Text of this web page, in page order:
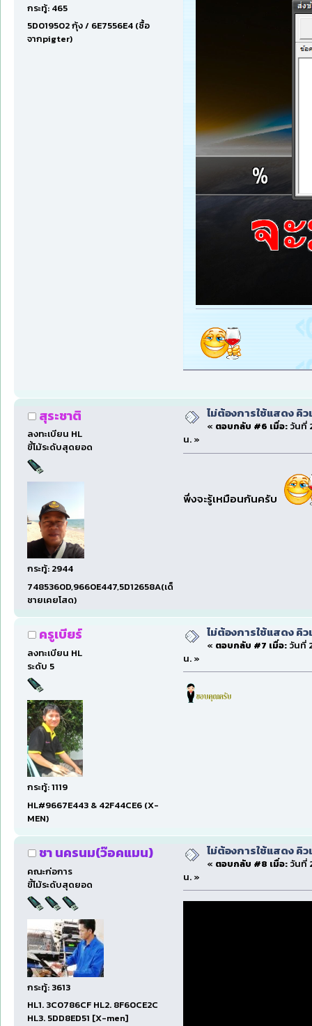
กระทู้: 465
5D019502 กุ้ง / 6E7556E4 (ซื้อ
จากpigter)
สุระชาติ
ลงทะเบียน HL
ขี้โม้ระดับสุดยอด
กระทู้: 2944
7485360D,9660E447,5D12658A(เด็ก
ชายเคยโสด)
ไม่ต้องการใช้แสดง คิ
« ตอบกลับ #6 เมื่อ:วันที่
น. »
พึ่งจะรู้เหมือนกันครับ
ครูเบียร์
ลงทะเบียน HL
ระดับ 5
กระทู้: 1119
HL#9667E443 & 42F44CE6 (X-
MEN)
ไม่ต้องการใช้แสดง คิ
« ตอบกลับ #7 เมื่อ:วันที่
น. »
ชา นครนม(ว๊อคแมน)
คณะก่อการ
ขี้โม้ระดับสุดยอด
กระทู้: 3613
HL1. 3C0786CF HL2. 8F60CE2C
HL3. 5DD8ED51 [X-men]
ไม่ต้องการใช้แสดง คิ
« ตอบกลับ #8 เมื่อ:วันที่
น. »